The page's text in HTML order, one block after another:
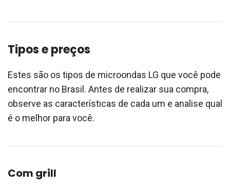
Tipos e preços
Estes são os tipos de microondas LG que você pode
encontrar no Brasil. Antes de realizar sua compra,
observe as características de cada um e analise qual
é o melhor para você.
Com grill